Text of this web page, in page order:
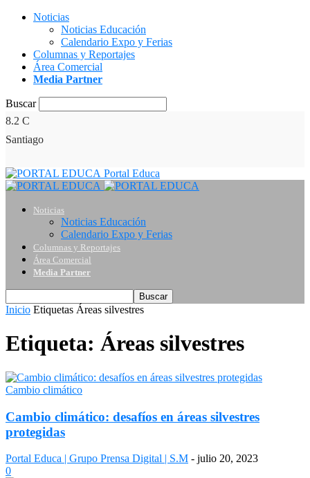
Noticias
Noticias Educación
Calendario Expo y Ferias
Columnas y Reportajes
Área Comercial
Media Partner
Buscar
8.2 C
Santiago
Portal Educa
Noticias
Noticias Educación
Calendario Expo y Ferias
Columnas y Reportajes
Área Comercial
Media Partner
Inicio Etiquetas Áreas silvestres
Etiqueta: Áreas silvestres
Cambio climático
Cambio climático: desafíos en áreas silvestres
protegidas
Portal Educa | Grupo Prensa Digital | S.M - julio 20, 2023
0